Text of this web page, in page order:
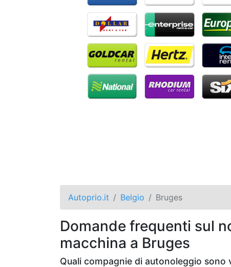
Autoprio.it Belgio Bruges
Domande frequenti sul
macchina a Bruges
Quali compagnie di autonoleggio sono